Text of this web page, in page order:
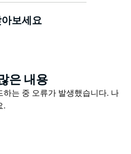
즐길 수 있습니다. 야외 활동
보트 타기 피크닉을 즐기기에 좋
거리에 있습니다. 또한 차로 20
원 생활의 매력 야외 활동 그리
두 원하는 여행객에게 최적의 선
보세요
은 내용
하는 중 오류가 발생했습니다. 나
.